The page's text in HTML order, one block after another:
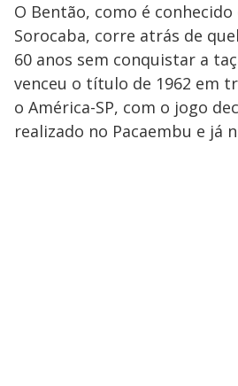
O Bentão, como é
Sorocaba, corre atrás de
60 anos sem conquistar a
venceu o título de 1962 em
o América-SP, com o jogo
realizado no Pacaembu e já